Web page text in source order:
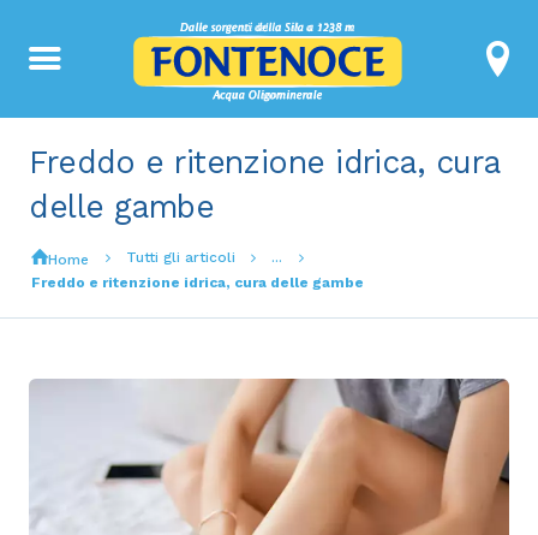
Freddo e ritenzione idrica, cura
delle gambe
Home Tutti gli articoli
...
Freddo e ritenzione idrica, cura delle gambe